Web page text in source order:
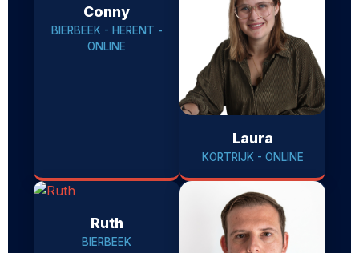
Conny
BIERBEEK - HERENT -
ONLINE
Laura
KORTRIJK - ONLINE
Ruth
BIERBEEK